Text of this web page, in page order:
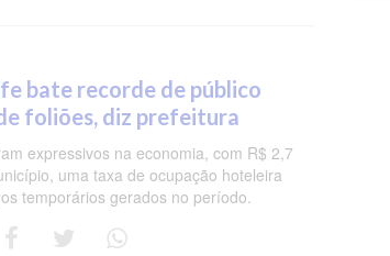
bate recorde de público
foliões, diz prefeitura
expressivos na economia, com R$ 2,7
uma taxa de ocupação hoteleira
temporários gerados no período.